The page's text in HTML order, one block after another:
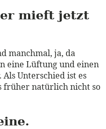
mieft jetzt
manchmal, ja, da
eine Lüftung und einen
Unterschied ist es
früher natürlich nicht so